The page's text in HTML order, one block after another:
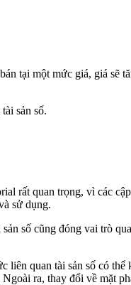
tại một mức giá, giá sẽ
sản số.
rất quan trọng, vì các
sử dụng.
số cũng đóng vai trò
quan tài sản số có thể
ra, thay đổi về mặt